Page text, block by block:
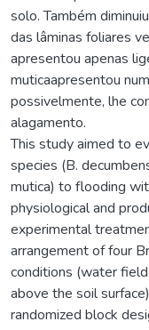
solo. Também
das lâminas foliares
apresentou apenas
muticaapresentou
possivelmente, lhe
alagamento.
This study aimed to
species (B.
mutica) to flooding
physiological and
experimental
arrangement of four
conditions (water
above the soil
randomized block